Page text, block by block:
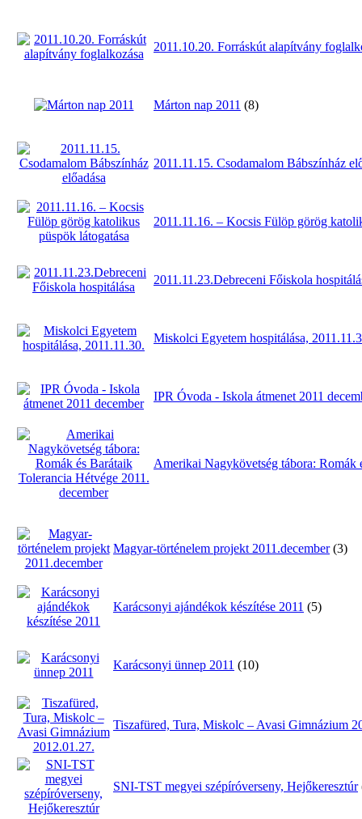
2011.10.20. Forráskút alapítvány
Márton nap 2011 (8)
2011.11.15. Csodamalom Bábszínház
2011.11.16. – Kocsis Fülöp görög
2011.11.23.Debreceni Főiskola
Miskolci Egyetem hospitálása,
IPR Óvoda - Iskola átmenet 2011
Amerikai Nagykövetség tábora: Romák
Magyar-történelem projekt 2011.december (3)
Karácsonyi ajándékok készítése 2011 (5)
Karácsonyi ünnep 2011 (10)
Tiszafüred, Tura, Miskolc – Avasi Gimnázium
SNI-TST megyei szépíróverseny, Hejőkeresztúr